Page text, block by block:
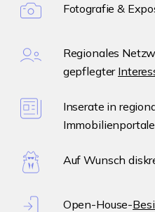
Fotografie &
Regionales
gepflegter
Inserate in
Auf Wunsch
Open-House-